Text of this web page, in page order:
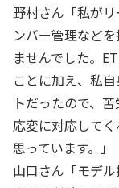
野村さん「私が
ンバー管理など
ませんでした。
ことに加え、私
トだったので、
応変に対応して
思っています。」
山口さん「モデル